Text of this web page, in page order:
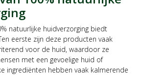
natuurlijke huidverzorging biedt
eerste zijn deze producten vaak
voor de huid, waardoor ze
met een gevoelige huid of
ingrediënten hebben vaak kalmerende